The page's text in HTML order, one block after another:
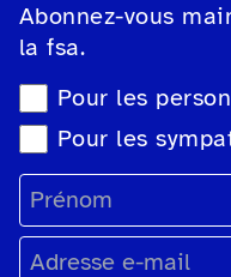
Abonnez-vous
la fsa.
Sélection du type
Pour les
Pour les
Prénom
Nom
Adresse e-mail